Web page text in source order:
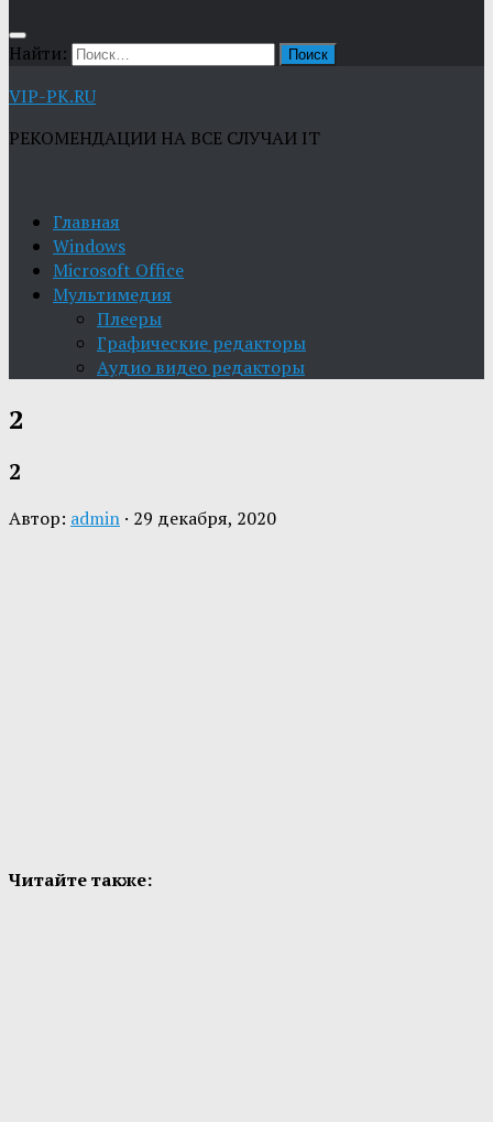
Найти:
VIP-PK.RU
РЕКОМЕНДАЦИИ НА ВСЕ СЛУЧАИ IT
Главная
Windows
Microsoft Office
Мультимедия
Плееры
Графические редакторы
Aудио видео редакторы
2
2
Автор: admin · 29 декабря, 2020
Читайте также: